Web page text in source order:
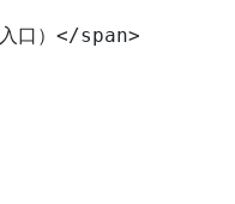
口）</span>